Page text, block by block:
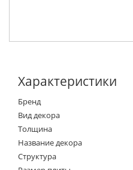
Характеристики
Бренд
Вид декора
Толщина
Название декора
Структура